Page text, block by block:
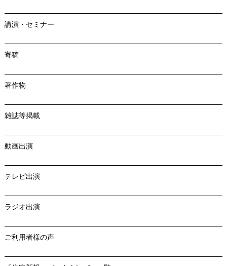
講演・セミナー
寄稿
著作物
雑誌等掲載
動画出演
テレビ出演
ラジオ出演
ご利用者様の声